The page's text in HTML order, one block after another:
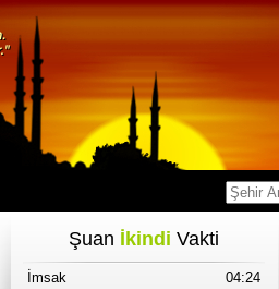
Şuan İkindi Vakti
İmsak
04:24